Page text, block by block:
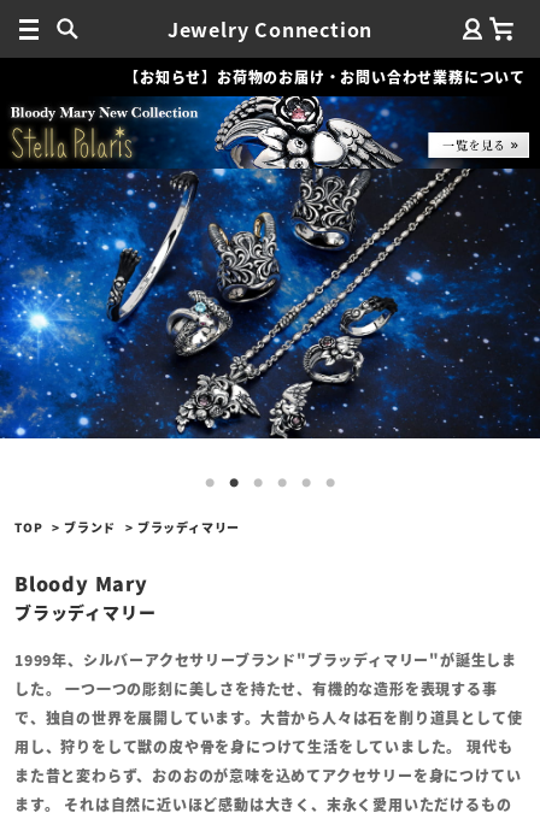
Jewelry Connection
【お知らせ】お荷物のお届け・お問い合わせ業務について
TOP ブランド ブラッディマリー
Bloody Mary
ブラッディマリー
1999年、シルバーアクセサリーブランド"ブラッディマリー"が誕生しま
した。 一つ一つの彫刻に美しさを持たせ、有機的な造形を表現する事
で、独自の世界を展開しています。大昔から人々は石を削り道具として使
用し、狩りをして獣の皮や骨を身につけて生活をしていました。 現代も
また昔と変わらず、おのおのが意味を込めてアクセサリーを身につけてい
ます。 それは自然に近いほど感動は大きく、末永く愛用いただけるもの